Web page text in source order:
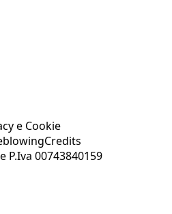
e Cookie
Credits
P.Iva 00743840159